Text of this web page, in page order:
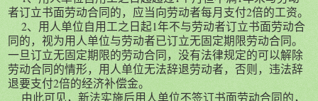
者订立书面劳动合同的，应当向劳动者每月支付2倍的工资。
2、用人单位自用工之日起1年不与劳动者订立书面劳动合
同的，视为用人单位与劳动者已订立无固定期限劳动合同。
一旦订立无固定期限的劳动合同，没有法律规定的可以解除
劳动合同的情形，用人单位无法辞退劳动者，否则，违法辞
退要支付2倍的经济补偿金。
由此可见，新法实施后用人单位不签订书面劳动合同的，